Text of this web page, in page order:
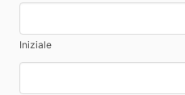
Iniziale